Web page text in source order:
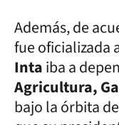
Además, de
fue oficializada
Intaiba a
Agricultura,
bajo la órbita